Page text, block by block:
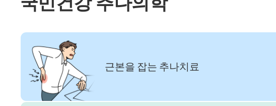
근본을 잡는 추나치료